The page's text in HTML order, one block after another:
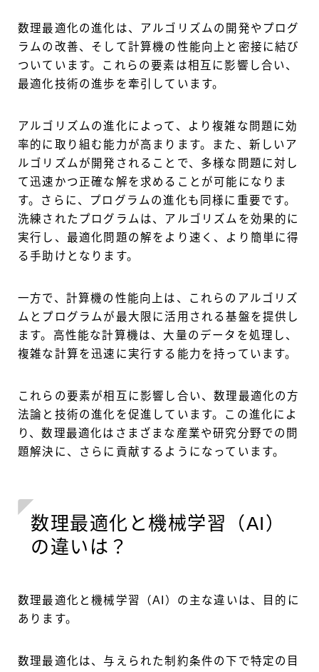
数理最適化の進化は、アルゴリズムの開発やプログ
ラムの改善、そして計算機の性能向上と密接に結び
ついています。これらの要素は相互に影響し合い、
最適化技術の進歩を牽引しています。
アルゴリズムの進化によって、より複雑な問題に効
率的に取り組む能力が高まります。また、新しいア
ルゴリズムが開発されることで、多様な問題に対し
て迅速かつ正確な解を求めることが可能になりま
す。さらに、プログラムの進化も同様に重要です。
洗練されたプログラムは、アルゴリズムを効果的に
実行し、最適化問題の解をより速く、より簡単に得
る手助けとなります。
一方で、計算機の性能向上は、これらのアルゴリズ
ムとプログラムが最大限に活用される基盤を提供し
ます。高性能な計算機は、大量のデータを処理し、
複雑な計算を迅速に実行する能力を持っています。
これらの要素が相互に影響し合い、数理最適化の方
法論と技術の進化を促進しています。この進化によ
り、数理最適化はさまざまな産業や研究分野での問
題解決に、さらに貢献するようになっています。
数理最適化と機械学習（AI）
の違いは？
数理最適化と機械学習（AI）の主な違いは、目的に
あります。
数理最適化は、与えられた制約条件の下で特定の目